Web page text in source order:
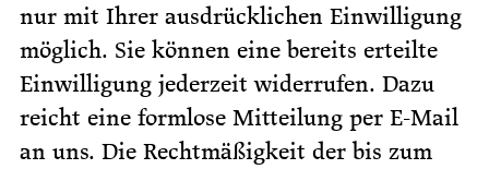
nur mit Ihrer ausdrücklichen Einwilligung
möglich. Sie können eine bereits erteilte
Einwilligung jederzeit widerrufen. Dazu
reicht eine formlose Mitteilung per E-Mail
an uns. Die Rechtmäßigkeit der bis zum